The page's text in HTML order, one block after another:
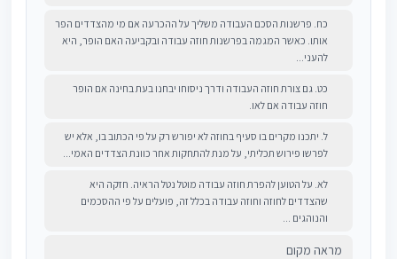
כח. פרשנות הסכם העבודה משליך על ההכרעה אם מי מהצדדים הפר
אותו. כאשר המגמה בפרשנות חוזה עבודה ובקביעה האם הופר, היא
להעני...
כט. גם צורת חוזה העבודה ודרך ניסוחו יבחנו בעת בחינה אם הופר
חוזה עבודה אם לאו.
ל. יתכנו מקרים בו סעיף בחוזה לא יפורש רק על פי הכתוב בו, אלא יש
לפרשו פירוש תכליתי, על מנת להתחקות אחר כוונת הצדדים האמי...
לא. על הטוען להפרת חוזה עבודה מוטל נטל הראיה. חזקה היא
שהצדדים לחוזה וחוזה עבודה בכלל זה, פועלים על פי ההסכמים
והנוהגים ...
מראה מקום